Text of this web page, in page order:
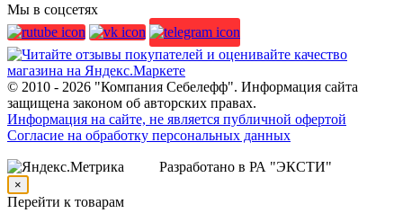
Мы в соцсетях
© 2010 - 2026 "Компания Себелефф". Информация сайта
защищена законом об авторских правах.
Информация на сайте, не является публичной офертой
Согласие на обработку персональных данных
Разработано в РА "ЭКСТИ"
×
Перейти к товарам